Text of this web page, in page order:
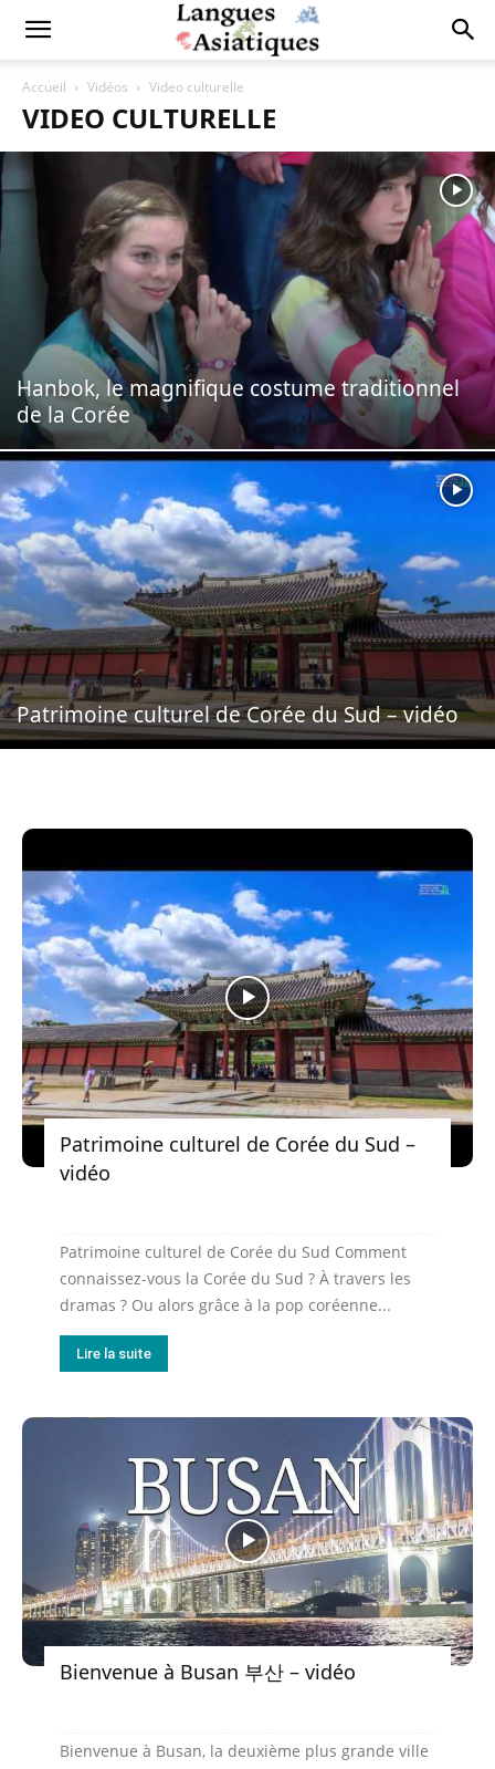
Accueil Vidéos Video culturelle
VIDEO CULTURELLE
Hanbok, le magnifique costume traditionnel
de la Corée
Patrimoine culturel de Corée du Sud – vidéo
Patrimoine culturel de Corée du Sud –
vidéo
Patrimoine culturel de Corée du Sud Comment
connaissez-vous la Corée du Sud ? À travers les
dramas ? Ou alors grâce à la pop coréenne...
Lire la suite
Bienvenue à Busan 부산 – vidéo
Bienvenue à Busan, la deuxième plus grande ville